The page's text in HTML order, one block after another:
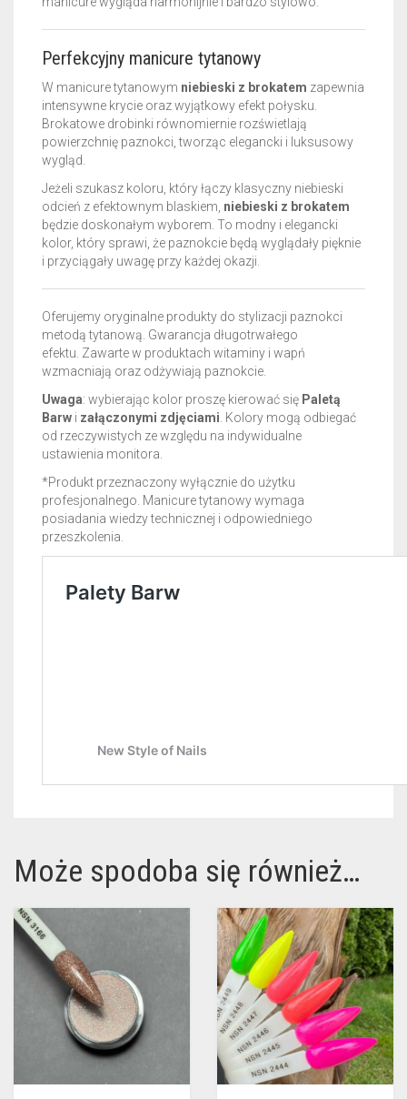
Perfekcyjny manicure tytanowy
W manicure tytanowym niebieski z brokatem zapewnia
intensywne krycie oraz wyjątkowy efekt połysku.
Brokatowe drobinki równomiernie rozświetlają
powierzchnię paznokci, tworząc elegancki i luksusowy
wygląd.
Jeżeli szukasz koloru, który łączy klasyczny niebieski
odcień z efektownym blaskiem, niebieski z brokatem
będzie doskonałym wyborem. To modny i elegancki
kolor, który sprawi, że paznokcie będą wyglądały pięknie
i przyciągały uwagę przy każdej okazji.
Oferujemy oryginalne produkty do stylizacji paznokci
metodą tytanową. Gwarancja długotrwałego
efektu. Zawarte w produktach witaminy i wapń
wzmacniają oraz odżywiają paznokcie.
Uwaga: wybierając kolor proszę kierować się Paletą
Barw i załączonymi zdjęciami . Kolory mogą odbiegać
od rzeczywistych ze względu na indywidualne
ustawienia monitora.
*Produkt przeznaczony wyłącznie do użytku
profesjonalnego. Manicure tytanowy wymaga
posiadania wiedzy technicznej i odpowiedniego
przeszkolenia.
Może spodoba się również…